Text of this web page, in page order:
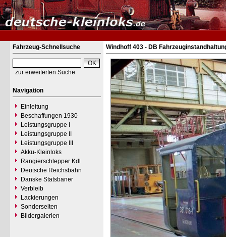
Fahrzeug-Schnellsuche
zur erweiterten Suche
Navigation
Einleitung
Beschaffungen 1930
Leistungsgruppe I
Leistungsgruppe II
Leistungsgruppe III
Akku-Kleinloks
Rangierschlepper Kdl
Deutsche Reichsbahn
Danske Statsbaner
Verbleib
Lackierungen
Sonderseiten
Bildergalerien
Windhoff 403 - DB